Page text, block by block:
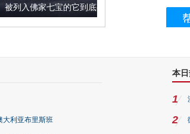
它到底有多美？
大利亚布里斯班
本
1
2